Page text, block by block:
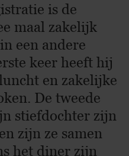
is de
maal zakelijk
een andere
keer heeft hij
en zakelijke
De tweede
stiefdochter zijn
zijn ze samen
het diner zijn